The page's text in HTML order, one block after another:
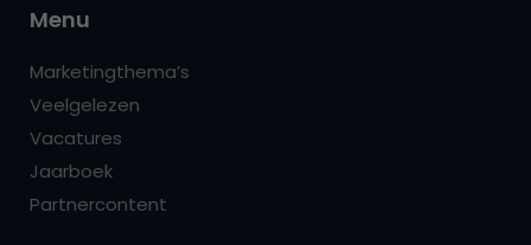
Menu
Marketingthema’s
Veelgelezen
Vacatures
Jaarboek
Partnercontent